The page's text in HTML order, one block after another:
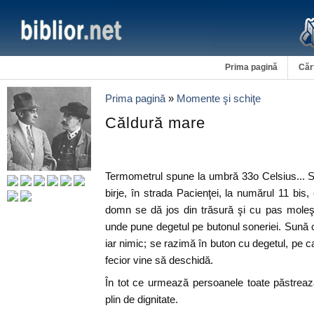
Prima pagină
Prima pagină » Momente şi schiţe
Căldură mare
Termometrul spune la umbră 33o Celsius...
birje, în strada Pacienţei, la numărul 11
domn se dă jos din trăsură şi cu pas
unde pune degetul pe butonul soneriei.
iar nimic; se razimă în buton cu degetul, pe
fecior vine să deschidă.
În tot ce urmează persoanele toate
plin de dignitate.